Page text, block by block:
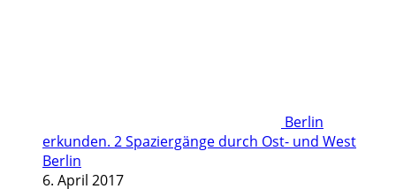
Berlin
erkunden. 2 Spaziergänge durch Ost- und West
Berlin
6. April 2017